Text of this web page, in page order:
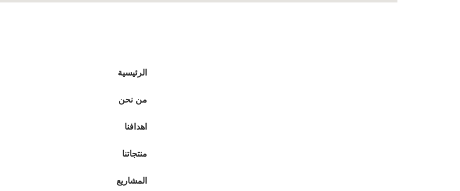
الرئيسية
من نحن
اهدافنا
منتجاتنا
المشاريع